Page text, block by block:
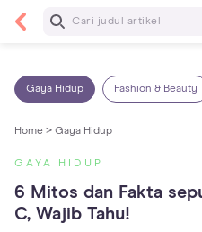
Baca
Gaya Hidup Fashion & Beauty
Home > Gaya Hidup
GAYA HIDUP
6 Mitos dan Fakta
C, Wajib Tahu!